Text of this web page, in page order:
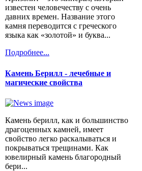
известен человечеству с очень
давних времен. Название этого
камня переводится с греческого
языка как «золотой» и буква...
Подробнее...
Камень Берилл - лечебные и
магические свойства
Камень берилл, как и большинство
драгоценных камней, имеет
свойство легко раскалываться и
покрываться трещинами. Как
ювелирный камень благородный
бери...